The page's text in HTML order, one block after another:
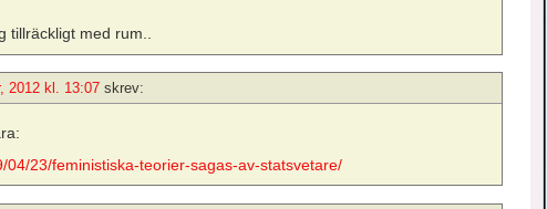
tillräckligt med rum..
2012 kl. 13:07 skrev:
23/feministiska-teorier-sagas-av-statsvetare/